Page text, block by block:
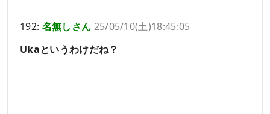
192: 名無しさん 25/05/10(土)18:45:05
Ukaというわけだね？